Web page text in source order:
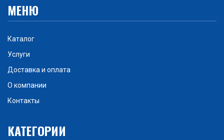
МЕНЮ
Каталог
Услуги
Доставка и оплата
О компании
Контакты
КАТЕГОРИИ